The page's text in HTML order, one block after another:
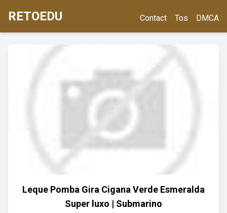
RETOEDU Contact Tos DMCA
Leque Pomba Gira Cigana Verde Esmeralda
Super luxo | Submarino